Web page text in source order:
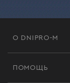
О DNIPRO-M
ПОМОЩЬ